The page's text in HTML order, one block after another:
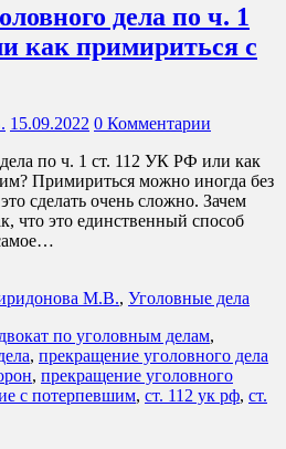
дела по ч. 1
как примириться с
15.09.2022 0 Комментарии
по ч. 1 ст. 112 УК РФ или как
Примириться можно иногда без
сделать очень сложно. Зачем
что это единственный способ
М.В., Уголовные дела
по уголовным делам,
, прекращение уголовного дела
, прекращение уголовного
с потерпевшим, ст. 112 ук рф, ст.